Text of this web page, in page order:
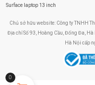
Surface laptop 13 inch
Chủ sở hữu website: Công ty TNHH
Địa chỉ Số 93, Hoàng Cầu, Đống Đa,
Hà Nội cấp
0